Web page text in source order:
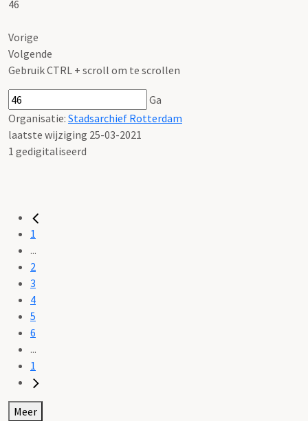
46
Vorige
Volgende
Gebruik CTRL + scroll om te scrollen
Ga
Organisatie: Stadsarchief Rotterdam
laatste wijziging 25-03-2021
1 gedigitaliseerd
1
...
2
3
4
5
6
...
1
Meer